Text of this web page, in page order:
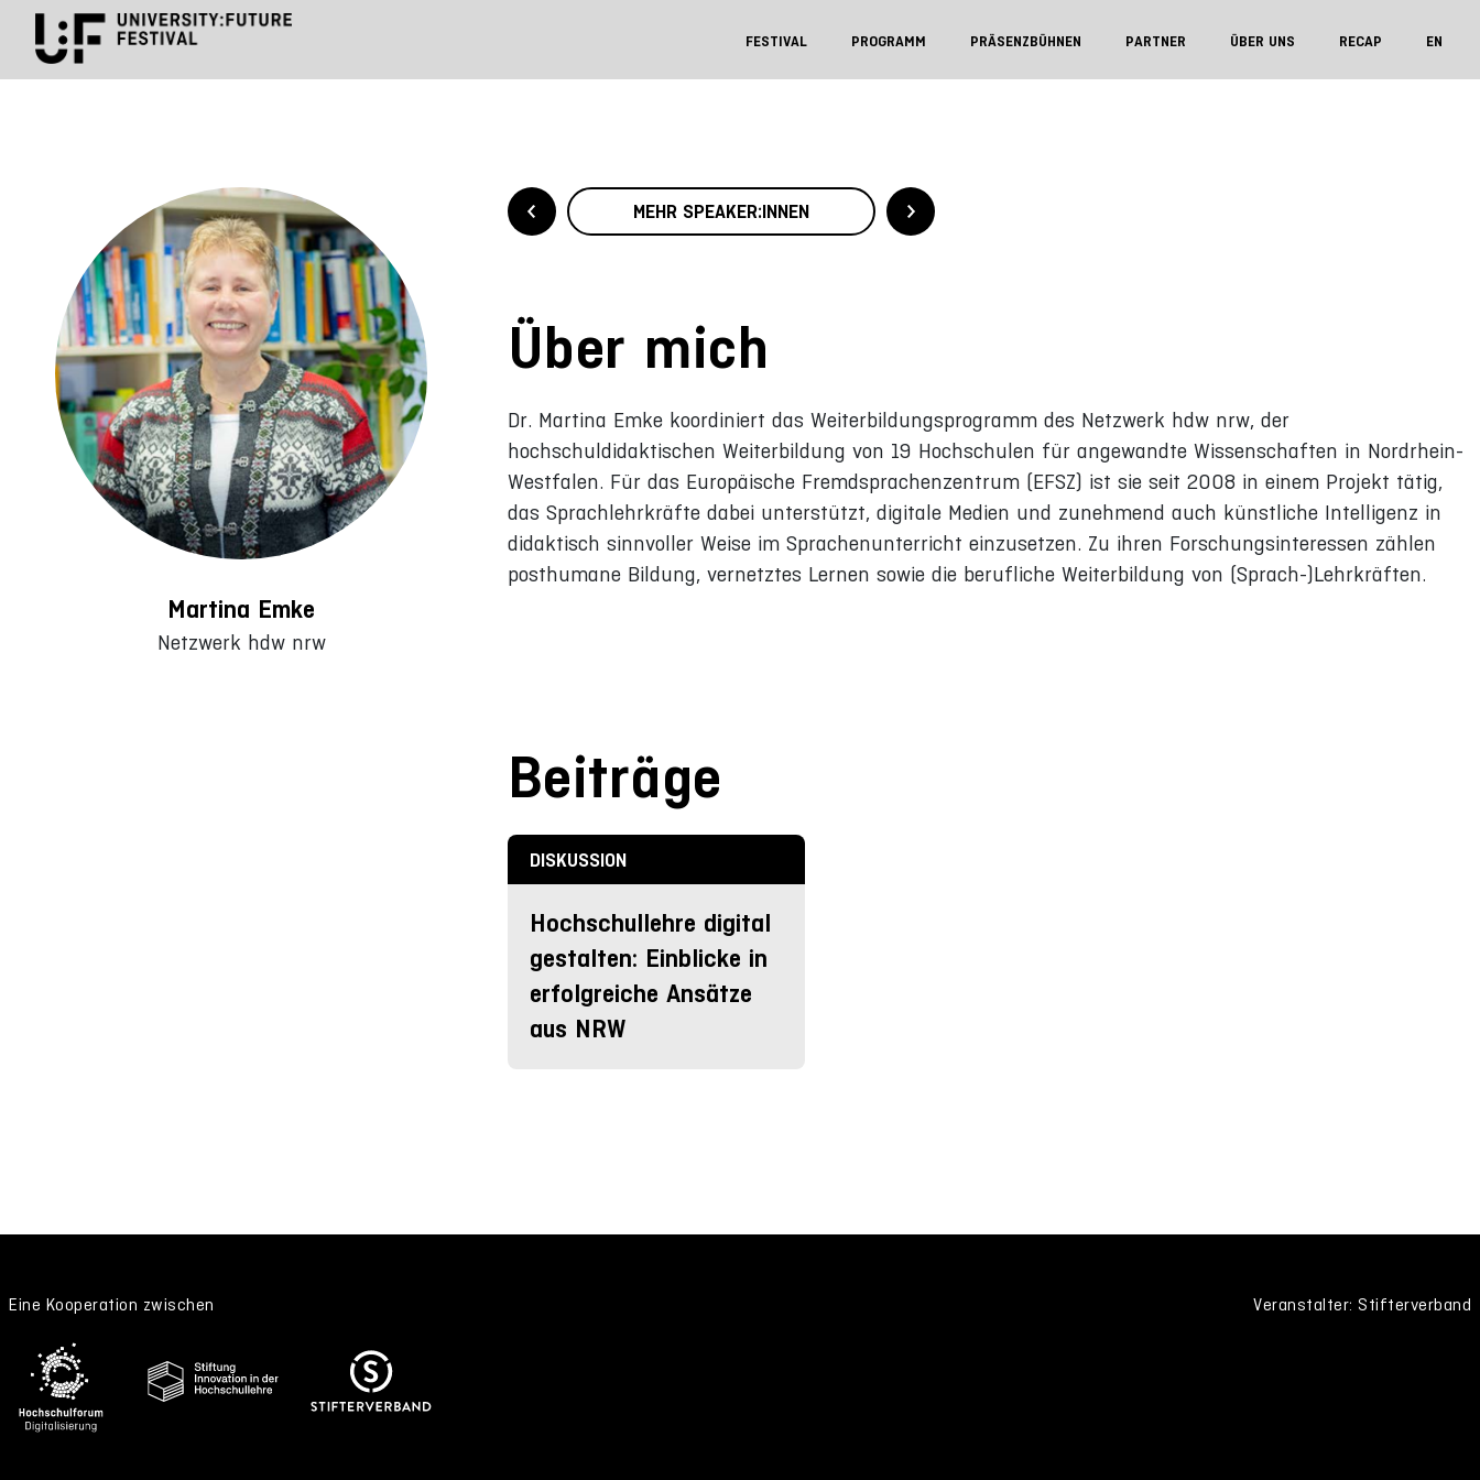
FESTIVAL PROGRAMM PRÄSENZBÜHNEN PARTNER ÜBER UNS RECAP EN
Martina Emke
Netzwerk hdw nrw
MEHR SPEAKER:INNEN
Über mich
Dr. Martina Emke koordiniert das Weiterbildungsprogramm des Netzwerk hdw nrw, der
hochschuldidaktischen Weiterbildung von 19 Hochschulen für angewandte Wissenschaften in Nordrhein-
Westfalen. Für das Europäische Fremdsprachenzentrum (EFSZ) ist sie seit 2008 in einem Projekt tätig,
das Sprachlehrkräfte dabei unterstützt, digitale Medien und zunehmend auch künstliche Intelligenz in
didaktisch sinnvoller Weise im Sprachenunterricht einzusetzen. Zu ihren Forschungsinteressen zählen
posthumane Bildung, vernetztes Lernen sowie die berufliche Weiterbildung von (Sprach-)Lehrkräften.
Beiträge
DISKUSSION
Hochschullehre digital
gestalten: Einblicke in
erfolgreiche Ansätze
aus NRW
Eine Kooperation zwischen Veranstalter: Stifterverband